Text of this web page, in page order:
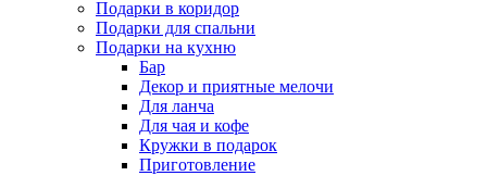
Подарки в коридор
Подарки для спальни
Подарки на кухню
Бар
Декор и приятные мелочи
Для ланча
Для чая и кофе
Кружки в подарок
Приготовление